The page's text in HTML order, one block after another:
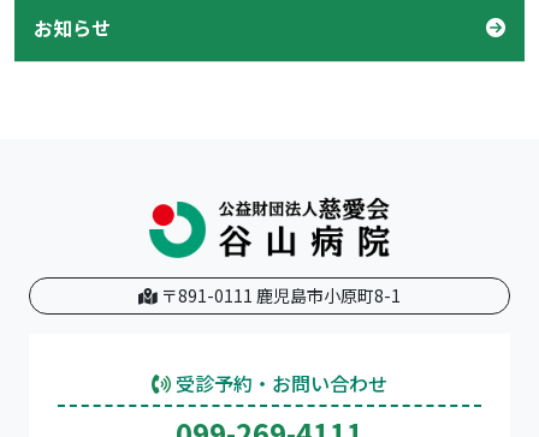
お知らせ
〒891-0111 鹿児島市小原町8-1
受診予約・お問い合わせ